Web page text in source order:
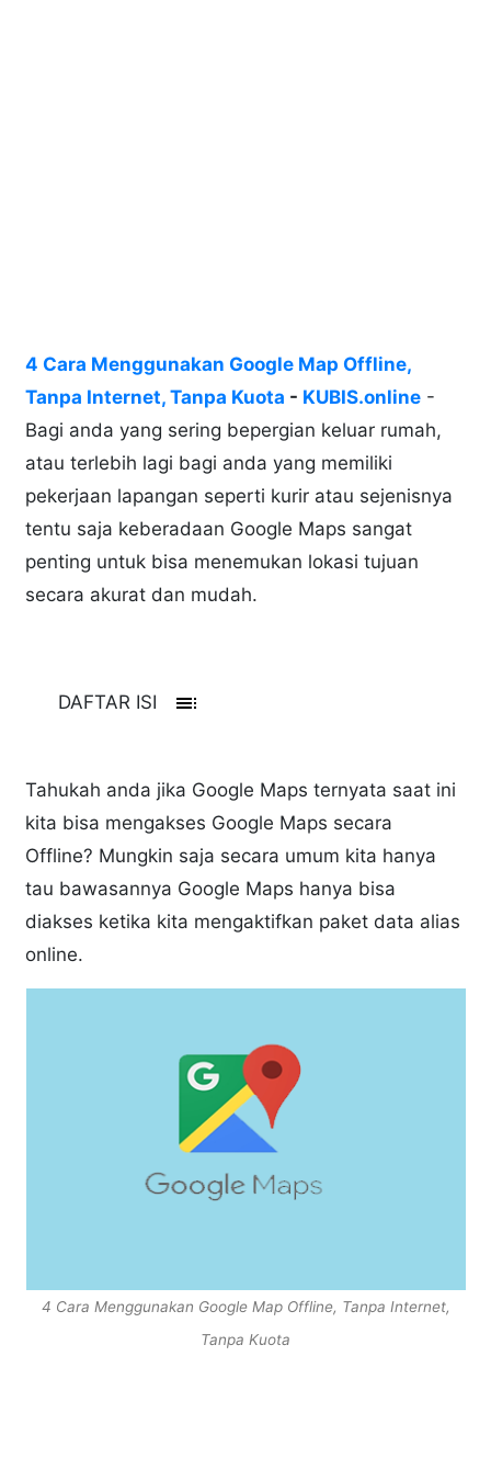
4 Cara Menggunakan Google Map Offline,
Tanpa Internet, Tanpa Kuota - KUBIS.online -
Bagi anda yang sering bepergian keluar rumah,
atau terlebih lagi bagi anda yang memiliki
pekerjaan lapangan seperti kurir atau sejenisnya
tentu saja keberadaan Google Maps sangat
penting untuk bisa menemukan lokasi tujuan
secara akurat dan mudah.
DAFTAR ISI toc
Tahukah anda jika Google Maps ternyata saat ini
kita bisa mengakses Google Maps secara
Offline? Mungkin saja secara umum kita hanya
tau bawasannya Google Maps hanya bisa
diakses ketika kita mengaktifkan paket data alias
online.
4 Cara Menggunakan Google Map Offline, Tanpa Internet,
Tanpa Kuota